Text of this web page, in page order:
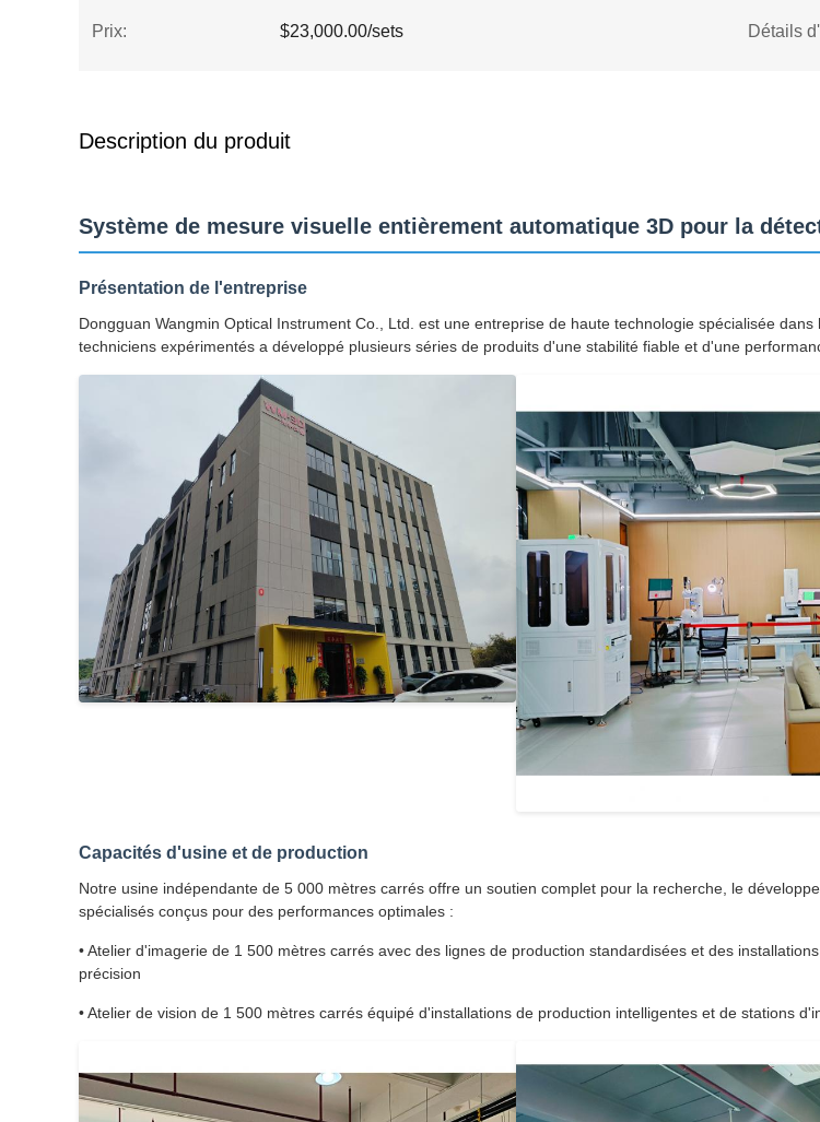
Prix: $23,000.00/sets Détails
Description du produit
Système de mesure visuelle entièrement automatique 3D pour la
Présentation de l'entreprise
Dongguan Wangmin Optical Instrument Co., Ltd. est une entreprise de haute technologie spécialisée
techniciens expérimentés a développé plusieurs séries de produits d'une stabilité fiable et d'une
Capacités d'usine et de production
Notre usine indépendante de 5 000 mètres carrés offre un soutien complet pour la recherche, le
spécialisés conçus pour des performances optimales :
• Atelier d'imagerie de 1 500 mètres carrés avec des lignes de production standardisées et des
précision
• Atelier de vision de 1 500 mètres carrés équipé d'installations de production intelligentes et de stations